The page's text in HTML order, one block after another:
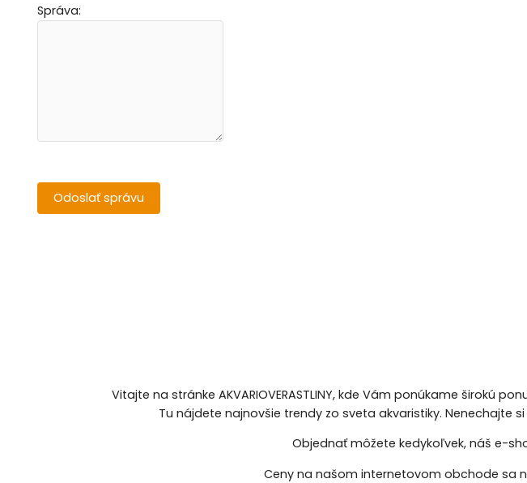
Správa:
Vitajte na stránke AKVARIOVERASTLINY, kde Vám ponúkame širokú
Tu nájdete najnovšie trendy zo sveta akvaristiky. Nenechajte
Objednať môžete kedykoľvek, náš e-
Ceny na našom internetovom obchode sa